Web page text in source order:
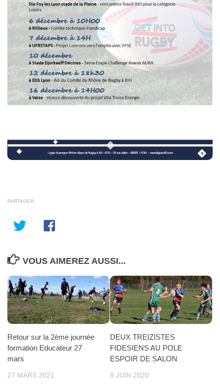
PARTAGER
VOUS AIMEREZ AUSSI...
Retour sur la 2ème journée
formation Educateur 27
mars
27 MARS 2021
DEUX TREIZISTES
FIDESIENS AU POLE
ESPOIR DE SALON
8 JUIN 2020